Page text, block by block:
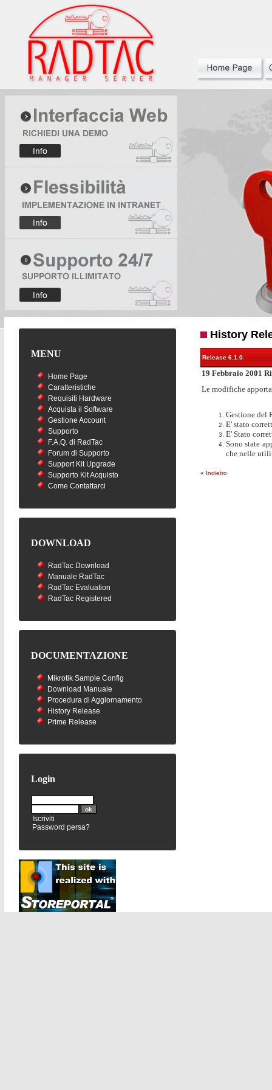
MENU
Home Page
Caratteristiche
Requisiti Hardware
Acquista il Software
Gestione Account
Supporto
F.A.Q. di RadTac
Forum di Supporto
Support Kit Upgrade
Supporto Kit Acquisto
Come Contattarci
DOWNLOAD
RadTac Download
Manuale RadTac
RadTac Evaluation
RadTac Registered
DOCUMENTAZIONE
Mikrotik Sample Config
Download Manuale
Procedura di Aggiornamento
History Release
Prime Release
Login
Iscriviti
Password persa?
History
Release 6.1.0.
19 Febbraio 2001
Le modifiche
Gestione del
E' stato
E' Stato
Sono state
che nelle
« Indietro